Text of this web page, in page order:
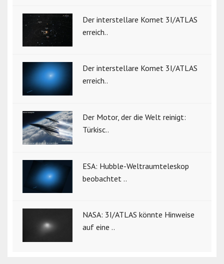
Der interstellare Komet 3I/ATLAS
erreich..
Der interstellare Komet 3I/ATLAS
erreich..
Der Motor, der die Welt reinigt:
Türkisc..
ESA: Hubble-Weltraumteleskop
beobachtet ..
NASA: 3I/ATLAS könnte Hinweise
auf eine ..